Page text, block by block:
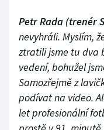
Petr Rada (trenér
nevyhráli. Myslím,
ztratili jsme tu dva
vedení, bohužel
Samozřejmě z
podívat na video.
let profesionální